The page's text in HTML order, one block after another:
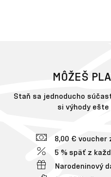
MÔŽEŠ
Staň sa jednoducho
si výhody ešte
8,00 €
5 % späť z
Narodeninový